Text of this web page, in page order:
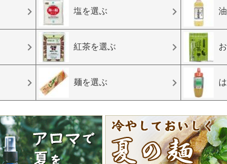
塩を選ぶ
紅茶を選ぶ
麺を選ぶ